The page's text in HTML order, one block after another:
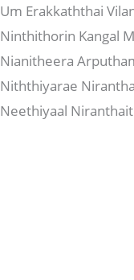
Um Erakkaththai
Ninthithorin Kangal
Nianitheera
Niththiyarae
Neethiyaal